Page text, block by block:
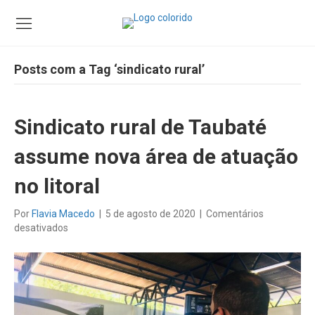
Posts com a Tag ‘sindicato rural’
Sindicato rural de Taubaté
assume nova área de atuação
no litoral
Por Flavia Macedo 5 de agosto de 2020
Comentários
desativados
rural
de
Taubaté
assume
nova